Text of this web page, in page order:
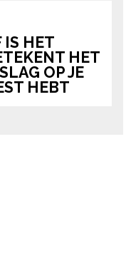
IS HET
HET
OP JE
HEBT